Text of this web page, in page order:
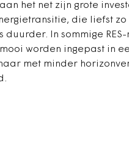
het net zijn grote
die liefst
In sommige
worden ingepast in
met minder